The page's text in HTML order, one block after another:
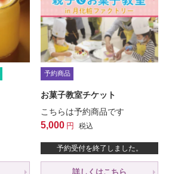
予約商品
お菓子教室チケット
こちらは予約商品です
5,000 税込
予約受付を終了しました。
詳しくはこちら